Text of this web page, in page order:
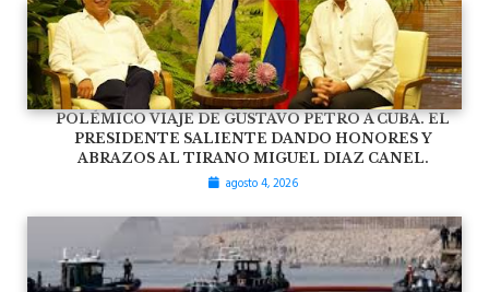
POLÉMICO VIAJE DE GUSTAVO PETRO A CUBA. EL
PRESIDENTE SALIENTE DANDO HONORES Y
ABRAZOS AL TIRANO MIGUEL DIAZ CANEL.
agosto 4, 2026